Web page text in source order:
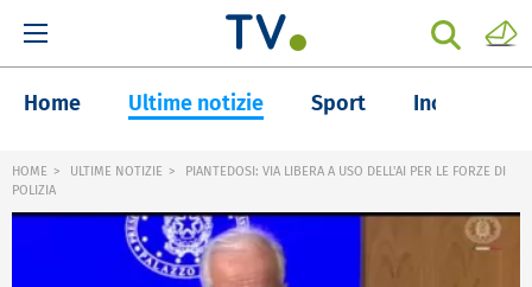
Home Ultime notizie Sport Inchieste
HOME ULTIME NOTIZIE
PIANTEDOSI: VIA LIBERA A USO DELL'AI PER LE FORZE DI
POLIZIA